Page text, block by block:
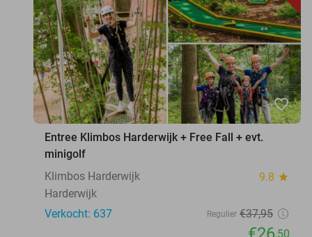
favorite_border
Entree Klimbos Harderwijk + Free Fall + evt.
minigolf
Klimbos Harderwijk
9.8 star
Harderwijk
Verkocht: 637
Regulier €37,95
,50